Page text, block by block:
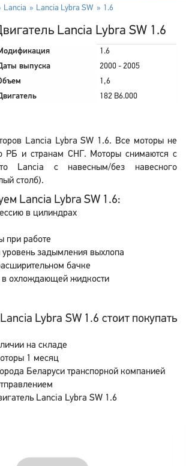
Lancia Lancia Lybra SW 1.6
Lancia Lybra SW 1.6
1.6
выпуска
2000 - 2005
1,6
182 B6.000
Lancia Lybra SW 1.6. Все моторы не
РБ и странам СНГ. Моторы снимаются с
Lancia с навесным/без навесного
столб).
Lancia Lybra SW 1.6:
в цилиндрах
при работе
уровень задымления выхлопа
бачке
в охлождающей жидкости
Lybra SW 1.6 стоит покупать
на складе
1 месяц
Беларуси транспорной компанией
Lancia Lybra SW 1.6